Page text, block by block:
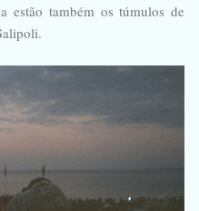
estão também os túmulos de